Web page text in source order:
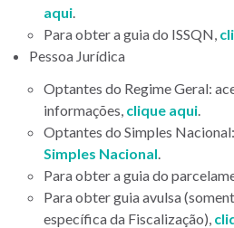
aqui.
Para obter a guia do ISSQN,
Pessoa Jurídica
Optantes do Regime Geral:
informações, clique aqui.
Optantes do Simples
Simples Nacional.
Para obter a guia do
Para obter guia avulsa
específica da Fiscalização),